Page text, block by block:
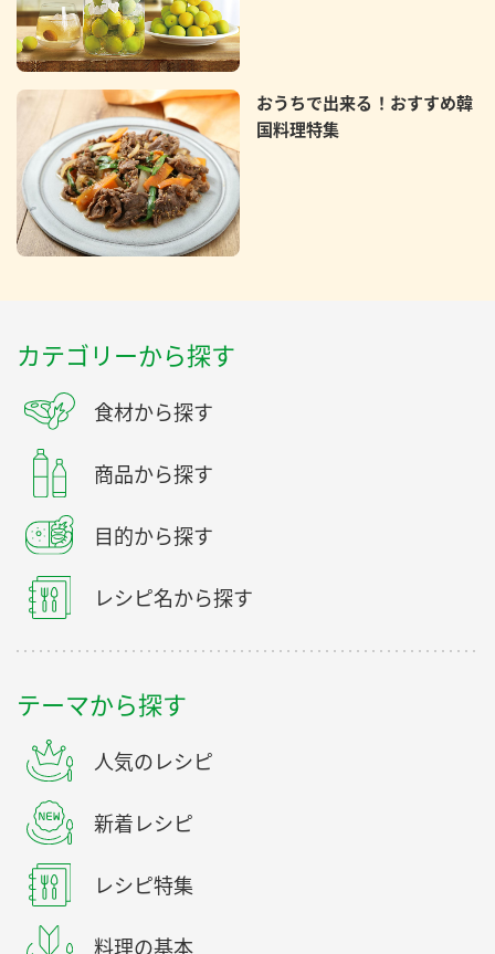
おうちで出来る！おすすめ韓
国料理特集
カテゴリーから探す
食材から探す
商品から探す
目的から探す
レシピ名から探す
テーマから探す
人気のレシピ
新着レシピ
レシピ特集
料理の基本